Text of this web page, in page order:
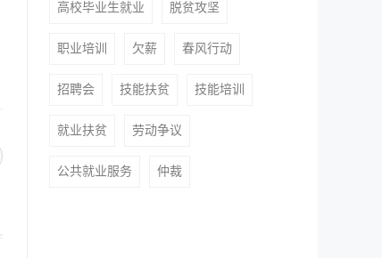
高校毕业生就业 脱贫攻坚
职业培训 欠薪 春风行动
招聘会 技能扶贫 技能培训
就业扶贫 劳动争议
公共就业服务 仲裁